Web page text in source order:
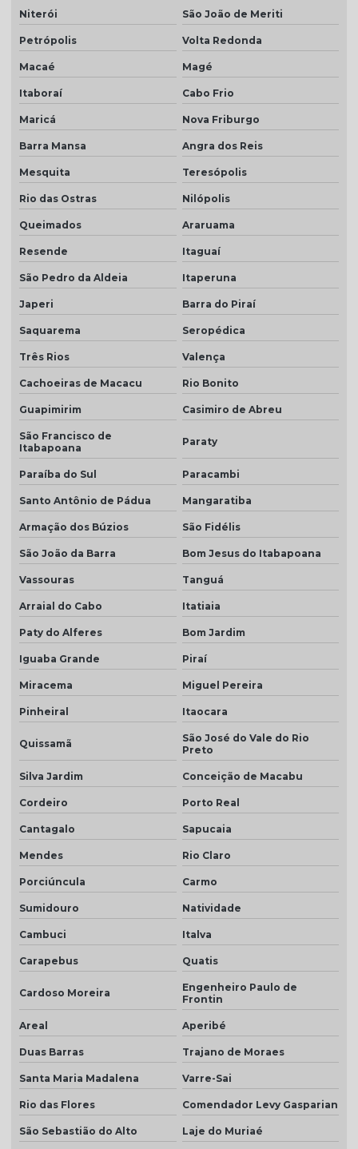
Telha colonial resinada valor
Telha de concreto cinza
Telha concreto cinza perola
Telha concreto colorida
Telha de concreto esmaltada
Telha de concreto grafite
Telha de concreto pintada
Telha de concreto preço
Telha de concreto preço m2
Telha de concreto valor
Telha dupla colonial
Telha dupla face esmaltada
Telha dupla portuguesa
Telha dupla preço
Telha em monte carmelo
Telha esmaltado caramelo
Telha grafite
Telha grafite esmaltada
Telha hidrofugada
Telha hidrofugada preço
Telha marfim
Telha marfim preço
Telha marrom
Telha natural romana
Telha palha
Telha palha mesclada
Telha piso
Telha piso esmaltada
Telha plan cerâmica
Telha plan por m2
Telha plan preço
Telha plan resinada
Telha plan resinada preço
Niterói São João de Meriti
Petrópolis Volta Redonda
Macaé Magé
Itaboraí Cabo Frio
Maricá Nova Friburgo
Barra Mansa Angra dos Reis
Mesquita Teresópolis
Rio das Ostras Nilópolis
Queimados Araruama
Resende Itaguaí
São Pedro da Aldeia Itaperuna
Japeri Barra do Piraí
Saquarema Seropédica
Três Rios Valença
Cachoeiras de Macacu Rio Bonito
Guapimirim Casimiro de Abreu
São Francisco de
Itabapoana
Paraty
Paraíba do Sul Paracambi
Santo Antônio de Pádua Mangaratiba
Armação dos Búzios São Fidélis
São João da Barra Bom Jesus do Itabapoana
Vassouras Tanguá
Arraial do Cabo Itatiaia
Paty do Alferes Bom Jardim
Iguaba Grande Piraí
Miracema Miguel Pereira
Pinheiral Itaocara
Quissamã
São José do Vale do Rio
Preto
Silva Jardim Conceição de Macabu
Cordeiro Porto Real
Cantagalo Sapucaia
Mendes Rio Claro
Porciúncula Carmo
Sumidouro Natividade
Cambuci Italva
Carapebus Quatis
Cardoso Moreira
Engenheiro Paulo de
Frontin
Areal Aperibé
Duas Barras Trajano de Moraes
Santa Maria Madalena Varre-Sai
Rio das Flores Comendador Levy Gasparian
São Sebastião do Alto Laje do Muriaé